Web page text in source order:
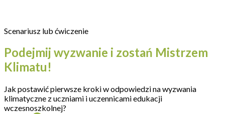
Scenariusz lub ćwiczenie
Podejmij wyzwanie i zostań Mistrzem
Klimatu!
Jak postawić pierwsze kroki w odpowiedzi na wyzwania
klimatyczne z uczniami i uczennicami edukacji
wczesnoszkolnej?